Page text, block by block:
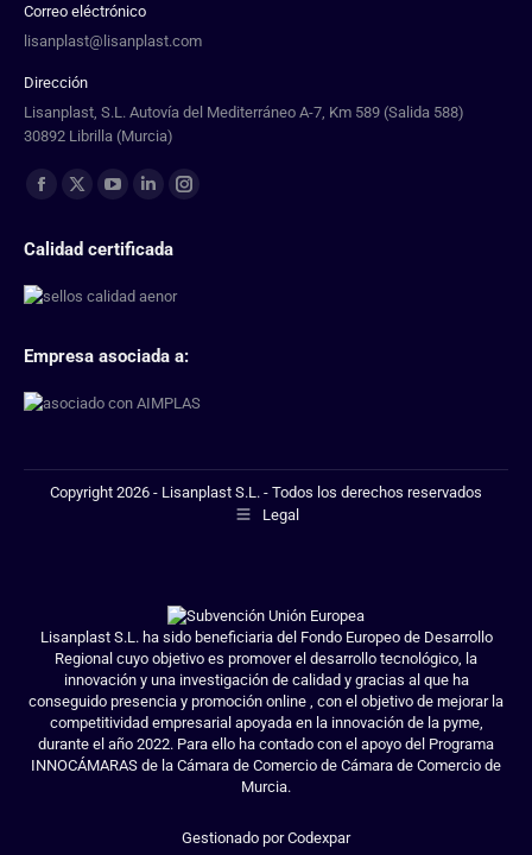
Correo eléctrónico
lisanplast@lisanplast.com
Dirección
Lisanplast, S.L. Autovía del Mediterráneo A-7, Km 589 (Salida 588)
30892 Librilla (Murcia)
Find us on:
Calidad certificada
Empresa asociada a:
Copyright 2026 - Lisanplast S.L. - Todos los derechos reservados
Legal
Lisanplast S.L. ha sido beneficiaria del Fondo Europeo de Desarrollo
Regional cuyo objetivo es promover el desarrollo tecnológico, la
innovación y una investigación de calidad y gracias al que ha
conseguido presencia y promoción online , con el objetivo de mejorar la
competitividad empresarial apoyada en la innovación de la pyme,
durante el año 2022. Para ello ha contado con el apoyo del Programa
INNOCÁMARAS de la Cámara de Comercio de Cámara de Comercio de
Murcia.
Gestionado por Codexpar